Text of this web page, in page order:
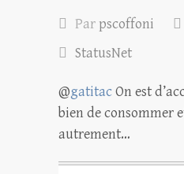
Par pscoffoni
StatusNet
@gatitacOn est
bien de consommer
autrement…